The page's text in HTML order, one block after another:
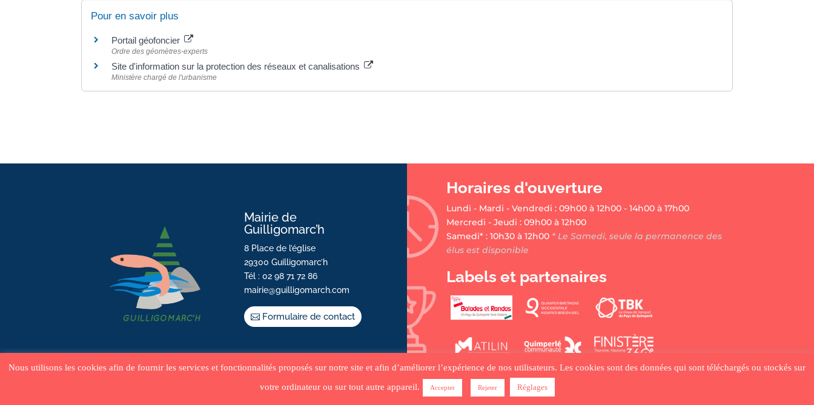
Pour en savoir plus
Portail géofoncier
Ordre des géomètres-experts
Site d'information sur la protection des réseaux et canalisations
Ministère chargé de l'urbanisme
Mairie de
Guilligomarc’h
8 Place de l’église
29300 Guilligomarc’h
Tél : 02 98 71 72 86
mairie@guilligomarch.com
Formulaire de contact
Horaires d'ouverture
Lundi - Mardi - Vendredi : 09h00 à 12h00 - 14h00 à 17h00
Mercredi - Jeudi : 09h00 à 12h00
Samedi* : 10h30 à 12h00* Le Samedi, seule la permanence des
élus est disponible
Labels et partenaires
• MENTIONS LÉGALES • CRÉDITS•
Nous utilisons les cookies afin de fournir les services et fonctionnalités proposés sur notre site et afin d’améliorer l’expérience de nos utilisateurs. Les cookies sont des données qui sont téléchargés ou stockés sur
votre ordinateur ou sur tout autre appareil.
Accepter Rejeter Réglages